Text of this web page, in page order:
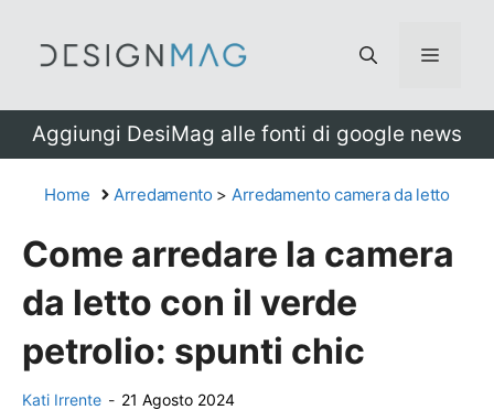
Menu
Aggiungi DesiMag alle fonti di google news
Home Arredamento > Arredamento camera da letto
Come arredare la camera
da letto con il verde
petrolio: spunti chic
Kati Irrente - 21 Agosto 2024